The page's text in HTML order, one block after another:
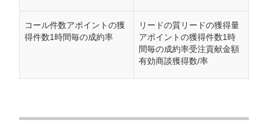
コール件数アポイントの獲
得件数1時間毎の成約率
リードの質リードの獲得量
アポイントの獲得件数1時
間毎の成約率受注貢献金額
有効商談獲得数/率